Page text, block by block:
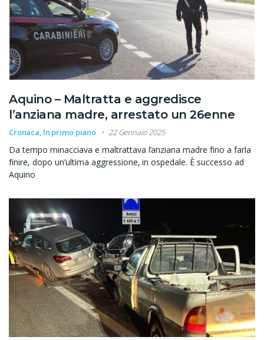
Aquino – Maltratta e aggredisce
l’anziana madre, arrestato un 26enne
Cronaca, In primo piano 22 Gennaio 2025
Da tempo minacciava e maltrattava l’anziana madre fino a farla
finire, dopo un’ultima aggressione, in ospedale. È successo ad
Aquino